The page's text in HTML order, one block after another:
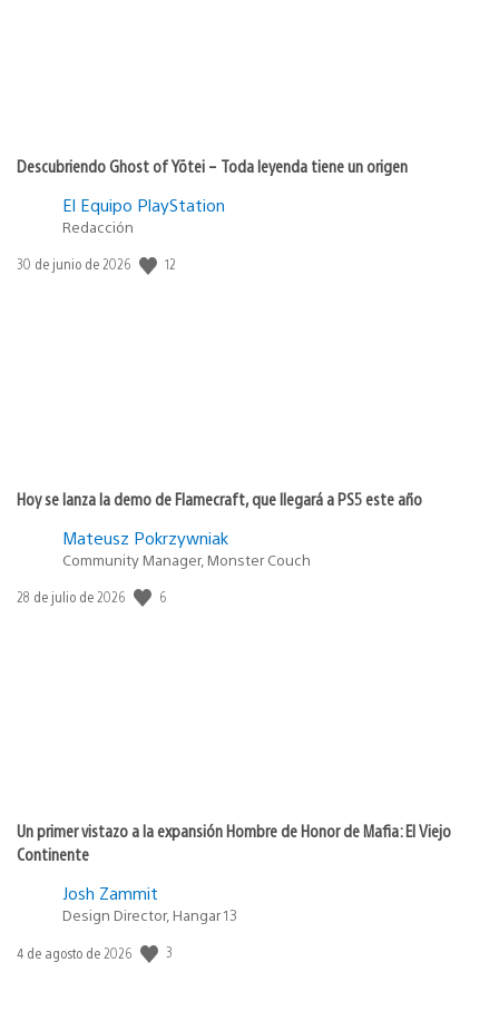
Descubriendo Ghost of Yōtei – Toda leyenda tiene un origen
El Equipo PlayStation
Redacción
Fecha
30 de junio de 2026 12
Hoy se lanza la demo de Flamecraft, que llegará a PS5 este año
Mateusz Pokrzywniak
Community Manager, Monster Couch
Fecha
28 de julio de 2026 6
Un primer vistazo a la expansión Hombre de Honor de Mafia: El Viejo
Continente
Josh Zammit
Design Director, Hangar 13
Fecha
4 de agosto de 2026 3